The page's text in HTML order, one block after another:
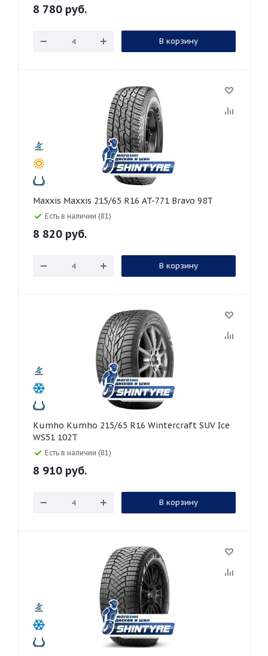
8 780 руб.
В корзину
Maxxis Maxxis 215/65 R16 AT-771 Bravo 98T
Есть в наличии (81)
8 820 руб.
В корзину
Kumho Kumho 215/65 R16 Wintercraft SUV Ice
WS51 102T
Есть в наличии (81)
8 910 руб.
В корзину